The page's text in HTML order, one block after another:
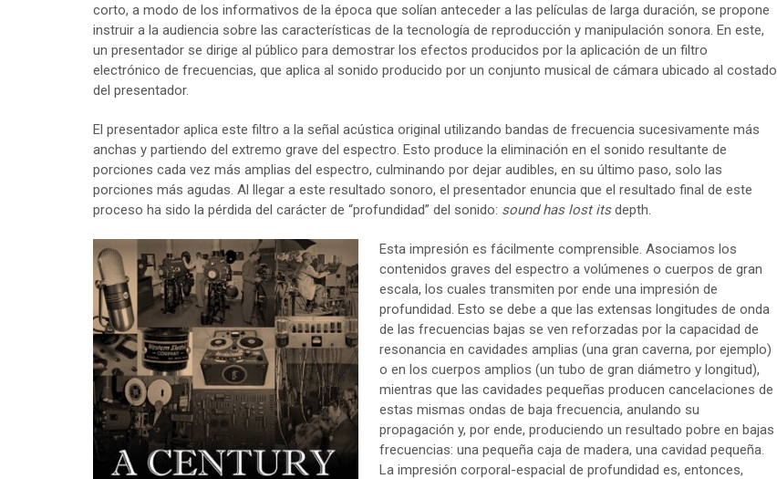
corto, a modo de los informativos de la época que solían anteceder a las películas de larga duración, se propone
instruir a la audiencia sobre las características de la tecnología de reproducción y manipulación sonora. En este,
un presentador se dirige al público para demostrar los efectos producidos por la aplicación de un filtro
electrónico de frecuencias, que aplica al sonido producido por un conjunto musical de cámara ubicado al costado
del presentador.
El presentador aplica este filtro a la señal acústica original utilizando bandas de frecuencia sucesivamente más
anchas y partiendo del extremo grave del espectro. Esto produce la eliminación en el sonido resultante de
porciones cada vez más amplias del espectro, culminando por dejar audibles, en su último paso, solo las
porciones más agudas. Al llegar a este resultado sonoro, el presentador enuncia que el resultado final de este
proceso ha sido la pérdida del carácter de “profundidad” del sonido: sound has lost itsdepth.
Esta impresión es fácilmente comprensible. Asociamos los
contenidos graves del espectro a volúmenes o cuerpos de gran
escala, los cuales transmiten por ende una impresión de
profundidad. Esto se debe a que las extensas longitudes de onda
de las frecuencias bajas se ven reforzadas por la capacidad de
resonancia en cavidades amplias (una gran caverna, por ejemplo)
o en los cuerpos amplios (un tubo de gran diámetro y longitud),
mientras que las cavidades pequeñas producen cancelaciones de
estas mismas ondas de baja frecuencia, anulando su
propagación y, por ende, produciendo un resultado pobre en bajas
frecuencias: una pequeña caja de madera, una cavidad pequeña.
La impresión corporal-espacial de profundidad es, entonces,